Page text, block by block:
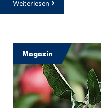
Weiterlesen
Magazin